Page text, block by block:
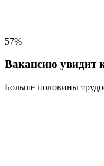
57%
Вакансию увидит
Больше половины